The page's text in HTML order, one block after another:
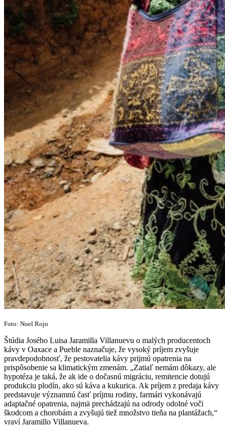
Foto: Noel Rojo
Štúdia Josého Luisa Jaramilla Villanuevu o malých producentoch
kávy v Oaxace a Pueble naznačuje, že vysoký príjem zvyšuje
pravdepodobnosť, že pestovatelia kávy prijmú opatrenia na
prispôsobenie sa klimatickým zmenám. „Zatiaľ nemám dôkazy, ale
hypotéza je taká, že ak ide o dočasnú migráciu, remitencie dotujú
produkciu plodín, ako sú káva a kukurica. Ak príjem z predaja kávy
predstavuje významnú časť príjmu rodiny, farmári vykonávajú
adaptačné opatrenia, najmä prechádzajú na odrody odolné voči
škodcom a chorobám a zvyšujú tiež množstvo tieňa na plantážach,“
vraví Jaramillo Villanueva.